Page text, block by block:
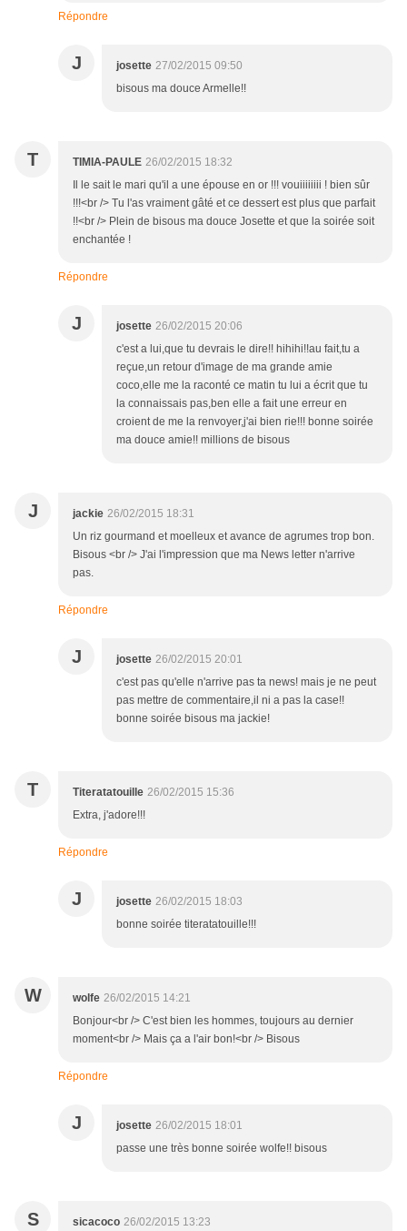
Répondre
J josette 27/02/2015 09:50
bisous ma douce Armelle!!
T TIMIA-PAULE 26/02/2015 18:32
Il le sait le mari qu'il a une épouse en or !!! vouiiiiiiii ! bien sûr
!!!<br /> Tu l'as vraiment gâté et ce dessert est plus que parfait
!!<br /> Plein de bisous ma douce Josette et que la soirée soit
enchantée !
Répondre
J josette 26/02/2015 20:06
c'est a lui,que tu devrais le dire!! hihihi!!au fait,tu a
reçue,un retour d'image de ma grande amie
coco,elle me la raconté ce matin tu lui a écrit que tu
la connaissais pas,ben elle a fait une erreur en
croient de me la renvoyer,j'ai bien rie!!! bonne soirée
ma douce amie!! millions de bisous
J jackie 26/02/2015 18:31
Un riz gourmand et moelleux et avance de agrumes trop bon.
Bisous <br /> J'ai l'impression que ma News letter n'arrive
pas.
Répondre
J josette 26/02/2015 20:01
c'est pas qu'elle n'arrive pas ta news! mais je ne peut
pas mettre de commentaire,il ni a pas la case!!
bonne soirée bisous ma jackie!
T Titeratatouille 26/02/2015 15:36
Extra, j'adore!!!
Répondre
J josette 26/02/2015 18:03
bonne soirée titeratatouille!!!
W wolfe 26/02/2015 14:21
Bonjour<br /> C'est bien les hommes, toujours au dernier
moment<br /> Mais ça a l'air bon!<br /> Bisous
Répondre
J josette 26/02/2015 18:01
passe une très bonne soirée wolfe!! bisous
S sicacoco 26/02/2015 13:23